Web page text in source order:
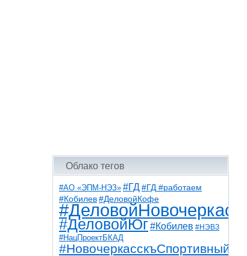
Облако тегов
#АО «ЭПМ-НЭЗ» #ГД #ГД #работаем
#Кобилев #ДеловойКофе
#ДеловойНовочеркасск
#ДеловойЮг#Кобилев #НЭВЗ
#НацПроектБКАД
#НовочеркасскъСпортивный